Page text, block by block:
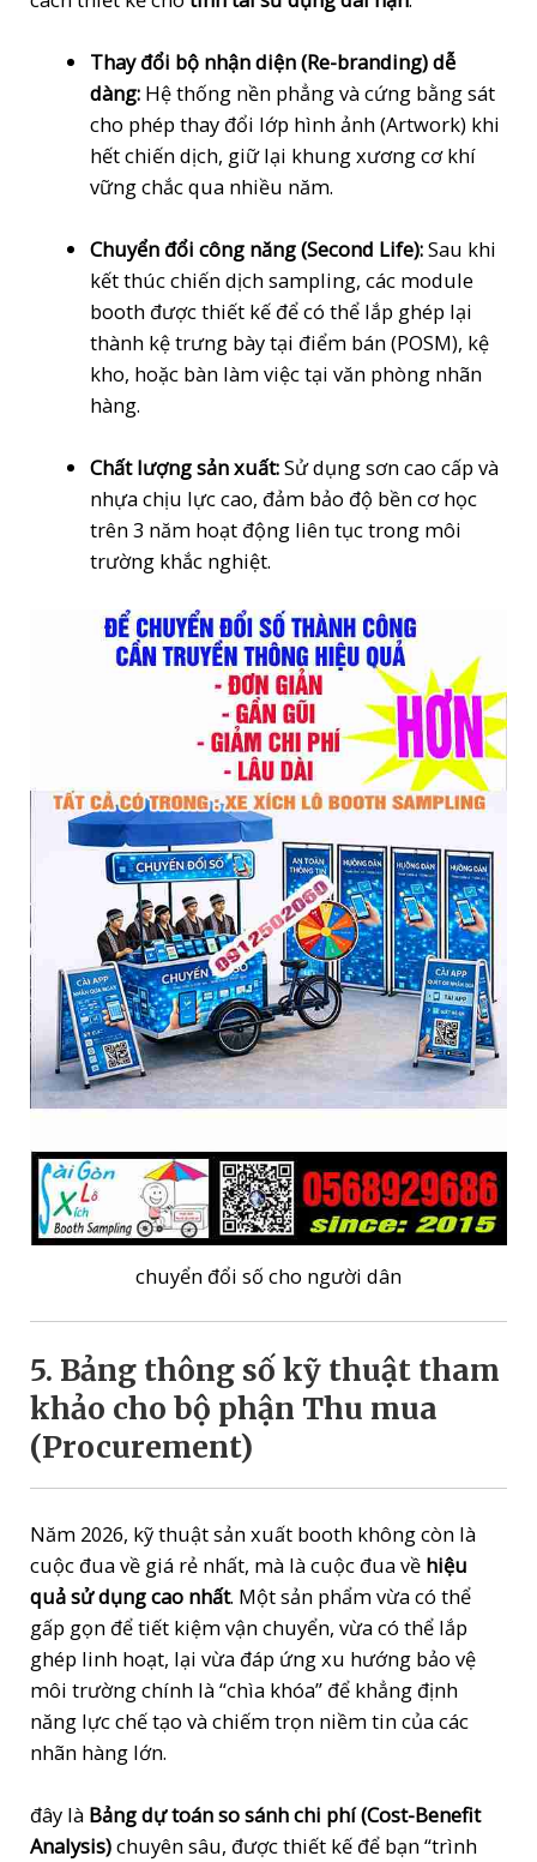
Thay đổi bộ nhận diện (Re-branding) dễ
dàng:Hệ thống nền phẳng và cứng bằng sát
cho phép thay đổi lớp hình ảnh (Artwork) khi
hết chiến dịch, giữ lại khung xương cơ khí
vững chắc qua nhiều năm.
Chuyển đổi công năng (Second Life):Sau khi
kết thúc chiến dịch sampling, các module
booth được thiết kế để có thể lắp ghép lại
thành kệ trưng bày tại điểm bán (POSM), kệ
kho, hoặc bàn làm việc tại văn phòng nhãn
hàng.
Chất lượng sản xuất:Sử dụng sơn cao cấp và
nhựa chịu lực cao, đảm bảo độ bền cơ học
trên 3 năm hoạt động liên tục trong môi
trường khắc nghiệt.
chuyển đổi số cho người dân
5. Bảng thông số kỹ thuật tham
khảo cho bộ phận Thu mua
(Procurement)
Năm 2026, kỹ thuật sản xuất booth không còn là
cuộc đua về giá rẻ nhất, mà là cuộc đua về hiệu
quả sử dụng cao nhất. Một sản phẩm vừa có thể
gấp gọn để tiết kiệm vận chuyển, vừa có thể lắp
ghép linh hoạt, lại vừa đáp ứng xu hướng bảo vệ
môi trường chính là “chìa khóa” để khẳng định
năng lực chế tạo và chiếm trọn niềm tin của các
nhãn hàng lớn.
đây là Bảng dự toán so sánh chi phí (Cost-Benefit
Analysis)chuyên sâu, được thiết kế để bạn “trình